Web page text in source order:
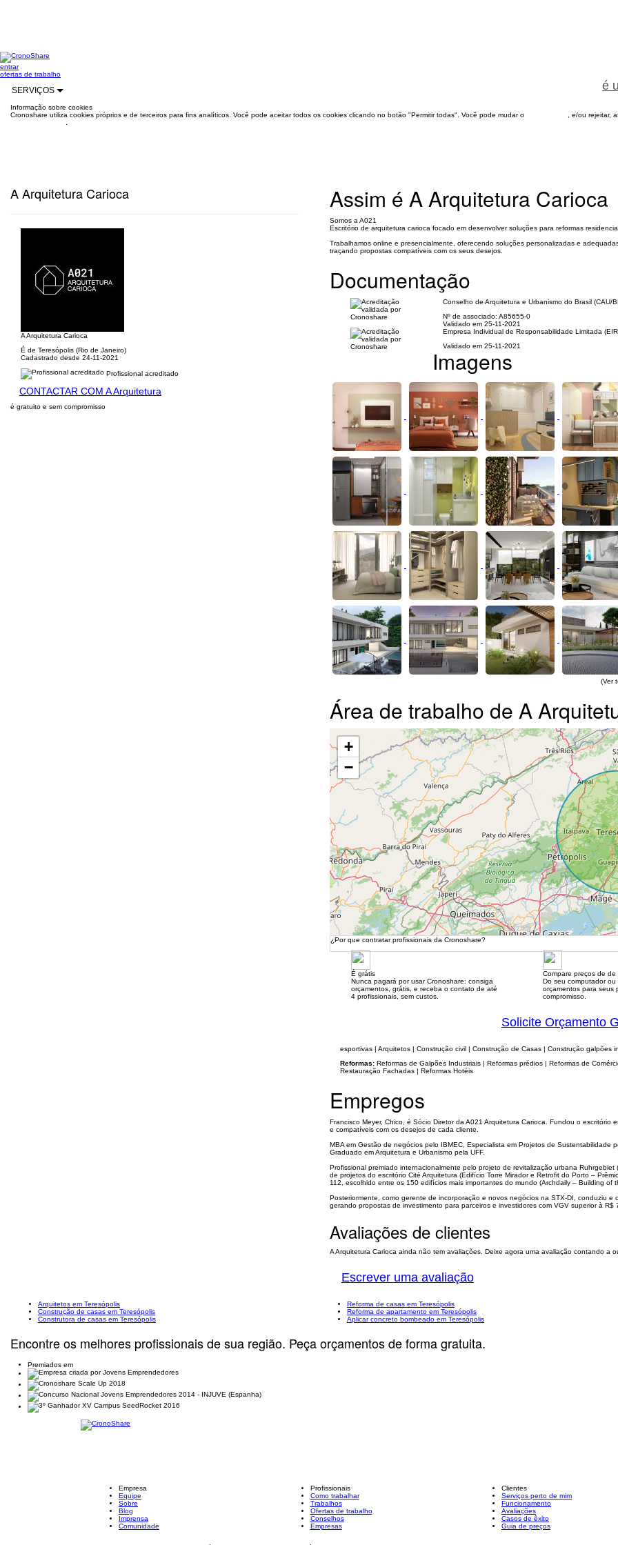
entrar
é
ofertas de trabalho
SERVIÇOS
Informação sobre cookies
Cronoshare utiliza cookies próprios e de terceiros para fins analíticos. Você pode aceitar todos os cookies clicando no botão "Permitir todas". Você pode mudar o
, e/ou rejeitar,
A Arquitetura Carioca
A Arquitetura Carioca
É de Teresópolis (Rio de Janeiro)
Cadastrado desde 24-11-2021
Profissional acreditado
CONTACTAR COM A Arquitetura
é gratuito e sem compromisso
Assim é A Arquitetura Carioca
Somos a A021
Escritório de arquitetura carioca focado em desenvolver soluções para reformas
Trabalhamos online e presencialmente, oferecendo soluções personalizadas e
traçando propostas compatíveis com os seus desejos.
Documentação
Conselho de Arquitetura e Urbanismo do Brasil (CAU/
Nº de associado: A85655-0
Validado em 25-11-2021
Empresa Individual de Responsabilidade Limitada
Validado em 25-11-2021
Imagens
(Ver
Área de trabalho de A
+
−
¿Por que contratar profissionais da Cronoshare?
É grátis
Nunca pagará por usar Cronoshare: consiga
orçamentos, grátis, e receba o contato de até
4 profissionais, sem custos.
Compare preços de de
Do seu computador
orçamentos para seus
compromisso.
Solicite Orçamento
esportivas | Arquitetos | Construção civil | Construção de Casas | Construção galpões
Reformas: Reformas de Galpões Industriais | Reformas prédios | Reformas de
Restauração Fachadas | Reformas Hotéis
Empregos
Francisco Meyer, Chico, é Sócio Diretor da A021 Arquitetura Carioca. Fundou o
e compatíveis com os desejos de cada cliente.
MBA em Gestão de negócios pelo IBMEC, Especialista em Projetos de Sustentabilidade
Graduado em Arquitetura e Urbanismo pela UFF.
Profissional premiado internacionalmente pelo projeto de revitalização urbana
de projetos do escritório Cité Arquitetura (Edifício Torre Mirador e Retrofit do Porto –
112, escolhido entre os 150 edifícios mais importantes do mundo (Archdaily – Building of
Posteriormente, como gerente de incorporação e novos negócios na STX-DI, conduziu
gerando propostas de investimento para parceiros e investidores com VGV superior à R$
Avaliações de clientes
A Arquitetura Carioca ainda não tem avaliações. Deixe agora uma avaliação contando a
Escrever uma avaliação
Arquitetos em Teresópolis
Construção de casas em Teresópolis
Construtora de casas em Teresópolis
Reforma de casas em Teresópolis
Reforma de apartamento em Teresópolis
Aplicar concreto bombeado em Teresópolis
Encontre os melhores profissionais de sua região. Peça orçamentos de forma gratuita.
Premiados em
Empresa
Equipe
Sobre
Blog
Imprensa
Comunidade
Profissionais
Como trabalhar
Trabalhos
Ofertas de trabalho
Conselhos
Empresas
Clientes
Serviços perto de mim
Funcionamento
Avaliações
Casos de êxito
Guia de preços